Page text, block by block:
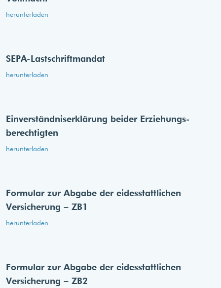
herunterladen
SEPA-Lastschriftmandat
herunterladen
Einverständnis­erklärung beider Erziehungs­
berechtigten
herunterladen
Formular zur Abgabe der eides­stattlichen
Versicherung – ZB1
herunterladen
Formular zur Abgabe der eides­stattlichen
Versicherung – ZB2